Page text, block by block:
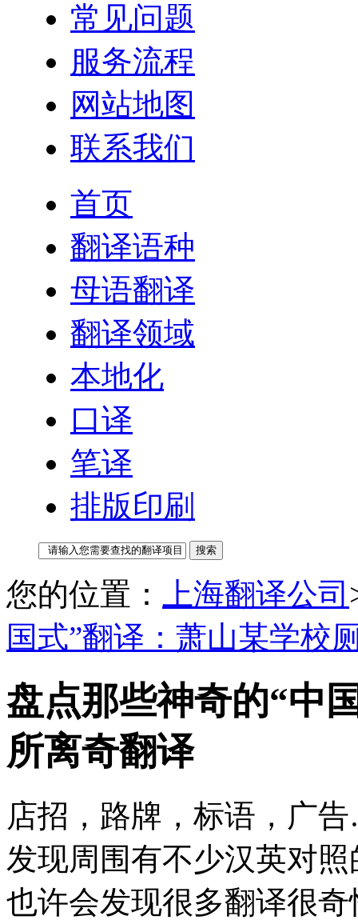
常见问题
服务流程
网站地图
联系我们
首页
翻译语种
母语翻译
翻译领域
本地化
口译
笔译
排版印刷
您的位置： 上海翻译公司
国式”翻译：萧山某学
盘点那些神奇的“中
所离奇翻译
店招，路牌，标语，广
发现周围有不少汉英对
也许会发现很多翻译很